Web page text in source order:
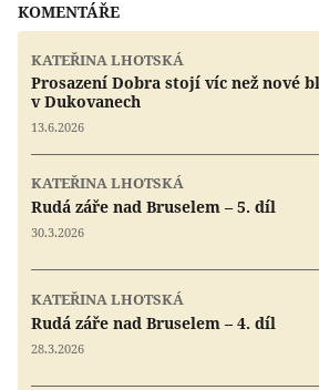
KOMENTÁŘE
KATEŘINA LHOTSKÁ
Prosazení Dobra stojí víc než nové
v Dukovanech
13.6.2026
KATEŘINA LHOTSKÁ
Rudá záře nad Bruselem – 5. díl
30.3.2026
KATEŘINA LHOTSKÁ
Rudá záře nad Bruselem – 4. díl
28.3.2026